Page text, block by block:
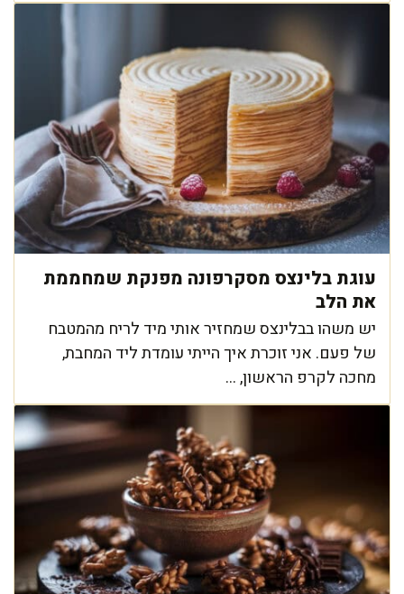
עוגת בלינצס מסקרפונה מפנקת שמחממת
את הלב
יש משהו בבלינצס שמחזיר אותי מיד לריח מהמטבח
של פעם. אני זוכרת איך הייתי עומדת ליד המחבת,
מחכה לקרפ הראשון, ...